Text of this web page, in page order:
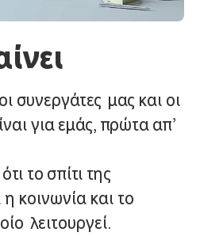
οι συνεργάτες μας και οι
για εμάς, πρώτα απ’
το σπίτι της
η κοινωνία και το
λειτουργεί.